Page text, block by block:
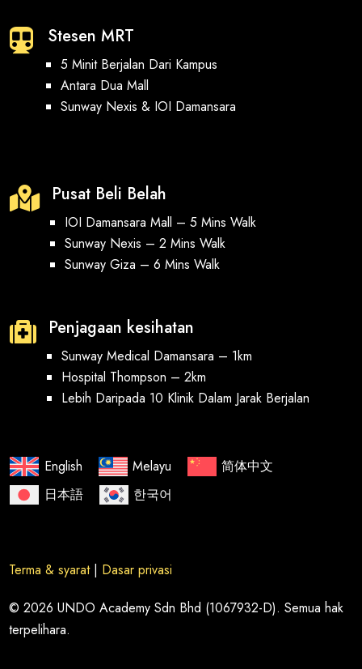
 Stesen MRT
5 Minit Berjalan Dari Kampus
Antara Dua Mall
Sunway Nexis & IOI Damansara
 Pusat Beli Belah
IOI Damansara Mall – 5 Mins Walk
Sunway Nexis – 2 Mins Walk
Sunway Giza – 6 Mins Walk
 Penjagaan kesihatan
Sunway Medical Damansara – 1km
Hospital Thompson – 2km
Lebih Daripada 10 Klinik Dalam Jarak Berjalan
English Melayu
简体中文
日本語
한국어
© 2026 UNDO Academy Sdn Bhd (1067932-D). Semua hak
terpelihara.
Terma & syarat| Dasar privasi